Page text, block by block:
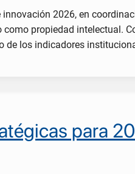
2026, en
propiedad intelectual.
de los indicadores
para